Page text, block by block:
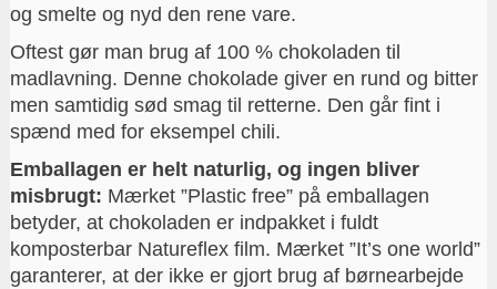
og smelte og nyd den rene vare.
Oftest gør man brug af 100 % chokoladen til
madlavning. Denne chokolade giver en rund og bitter
men samtidig sød smag til retterne. Den går fint i
spænd med for eksempel chili.
Emballagen er helt naturlig, og ingen bliver
misbrugt: Mærket ”Plastic free” på emballagen
betyder, at chokoladen er indpakket i fuldt
komposterbar Natureflex film. Mærket ”It’s one world”
garanterer, at der ikke er gjort brug af børnearbejde